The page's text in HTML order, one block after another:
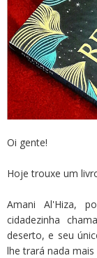
Oi gente!
Hoje trouxe um
Amani Al'Hiza,
cidadezinha
deserto, e seu
lhe trará nada